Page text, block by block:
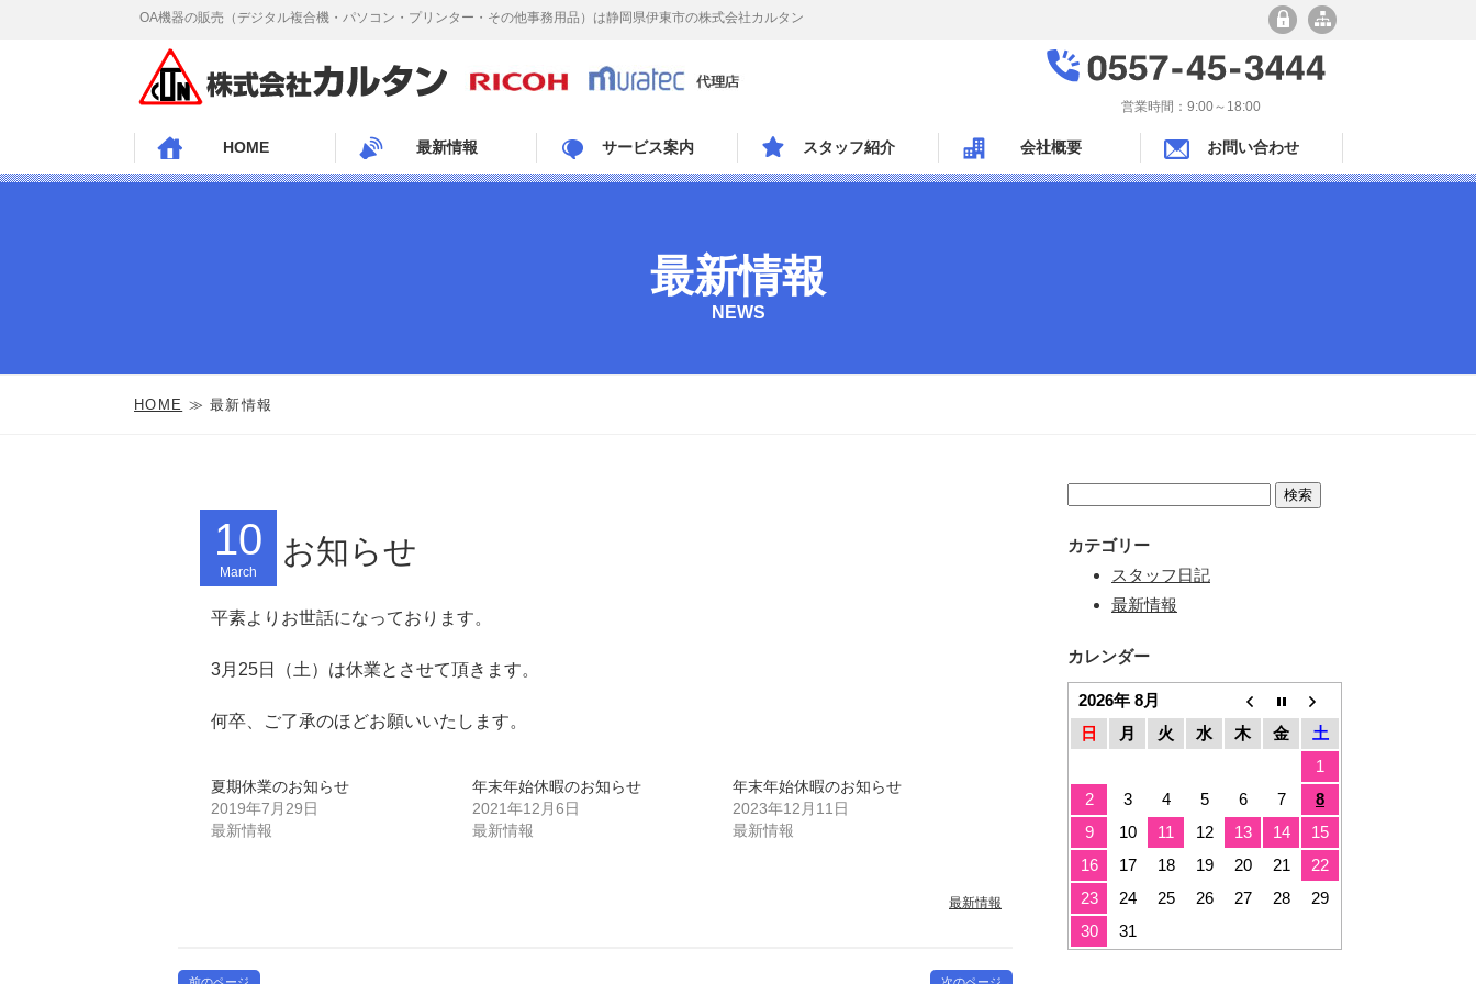
OA機器の販売（デジタル複合機・パソコン・プリンター・その他事務用品）は静岡県伊東市の株式会社カルタン
営業時間：9:00～18:00
HOME 最新情報 サービス案内 スタッフ紹介 会社概要 お問い合わせ
最新情報
NEWS
HOME ≫ 最新情報
10
March
お知らせ
平素よりお世話になっております。
3月25日（土）は休業とさせて頂きます。
何卒、ご了承のほどお願いいたします。
夏期休業のお知らせ
2019年7月29日
最新情報
年末年始休暇のお知らせ
2021年12月6日
最新情報
年末年始休暇のお知らせ
2023年12月11日
最新情報
最新情報
カテゴリー
スタッフ日記
最新情報
カレンダー
2026年 8月
日
月 火 水 木 金
土
1
2
3 4 5 6 7
8
9
10 11 12 13 14
15
16
17 18 19 20 21
22
23
24 25 26 27 28
29
30
31